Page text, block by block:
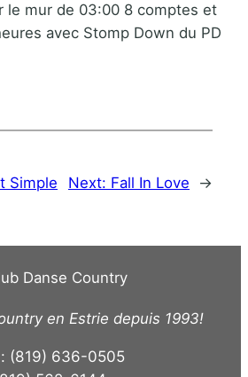
le mur de 03:00 8 comptes et
avec Stomp Down du PD
Simple Next: Fall In Love →
en Estrie depuis 1993!
(819) 636-0505